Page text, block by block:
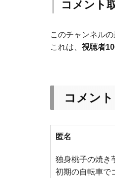
コメント
このチャンネル
これは、 視聴者
コメン
匿名
独身桃子の焼き
初期の自転車で